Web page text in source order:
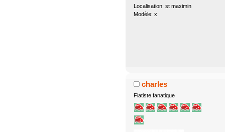
Localisation: st maximin
Modèle: x
charles
Fiatiste fanatique